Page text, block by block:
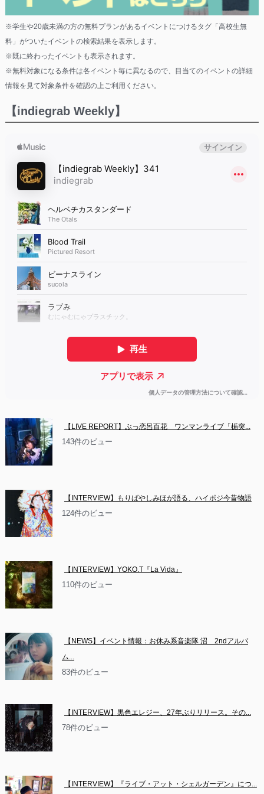
※学生や20歳未満の方の無料プランがあるイベントにつけるタグ「高校生無
料」がついたイベントの検索結果を表示します。
※既に終わったイベントも表示されます。
※無料対象になる条件は各イベント毎に異なるので、目当てのイベントの詳細
情報を見て対象条件を確認の上ご利用ください。
【indiegrab Weekly】
【LIVE REPORT】ぶっ恋呂百花　ワンマンライブ「楯突...
143件のビュー
【INTERVIEW】もりばやしみほが語る、ハイポジ今昔物語
124件のビュー
【INTERVIEW】YOKO.T『La Vida』
110件のビュー
【NEWS】イベント情報：お休み系音楽隊 沼　2ndアルバ
ム...
83件のビュー
【INTERVIEW】黒色エレジー、27年ぶりリリース。その...
78件のビュー
【INTERVIEW】『ライブ・アット・シェルガーデン』につ...